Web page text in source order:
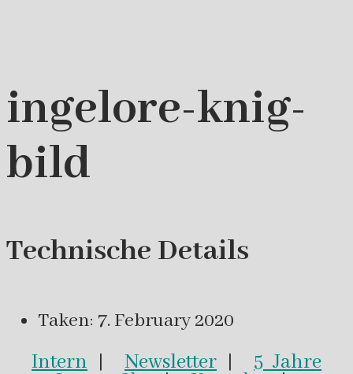
ingelore-knig-
bild
Technische Details
Taken: 7. February 2020
Intern | Newsletter | 5 Jahre